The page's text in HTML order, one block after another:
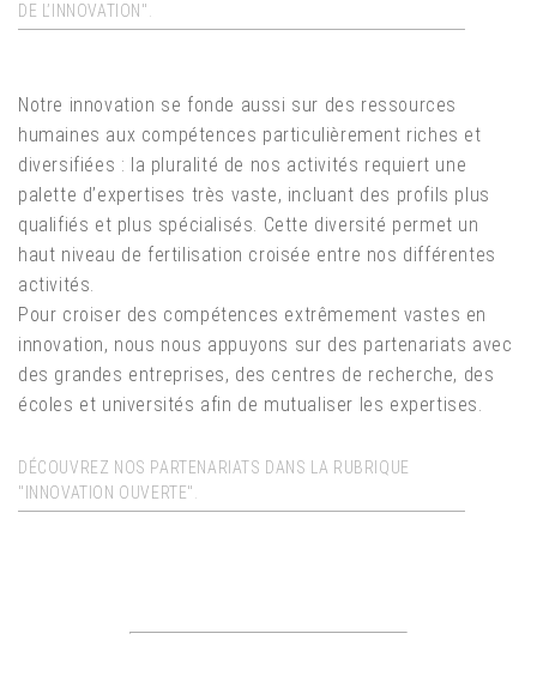
DE L’INNOVATION".
Notre innovation se fonde aussi sur des ressources
humaines aux compétences particulièrement riches et
diversifiées : la pluralité de nos activités requiert une
palette d’expertises très vaste, incluant des profils plus
qualifiés et plus spécialisés. Cette diversité permet un
haut niveau de fertilisation croisée entre nos différentes
activités.
Pour croiser des compétences extrêmement vastes en
innovation, nous nous appuyons sur des partenariats avec
des grandes entreprises, des centres de recherche, des
écoles et universités afin de mutualiser les expertises.
DÉCOUVREZ NOS PARTENARIATS DANS LA RUBRIQUE
"INNOVATION OUVERTE".